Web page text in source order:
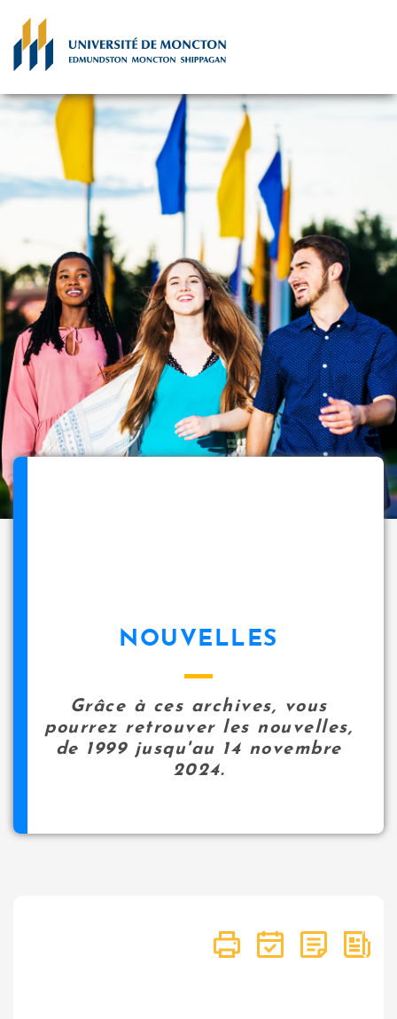
NOUVELLES
Grâce à ces archives, vous
pourrez retrouver les nouvelles,
de 1999 jusqu'au 14 novembre
2024.